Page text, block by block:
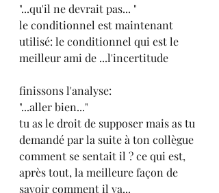
"...qu'il ne devrait pas... "
le conditionnel est maintenant
utilisé: le conditionnel qui est le
meilleur ami de ...l'incertitude
finissons l'analyse:
"...aller bien..."
tu as le droit de supposer mais as tu
demandé par la suite à ton collègue
comment se sentait il ? ce qui est,
après tout, la meilleure façon de
savoir comment il va...